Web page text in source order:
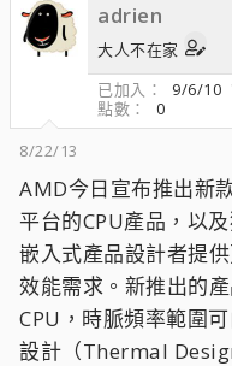
adrien
大人不在家
已加入
9/6/10
點數
0
8/22/13
AMD今日宣布推出新
平台的CPU產品，以
嵌入式產品設計者提
效能需求。新推出的
CPU，時脈頻率範圍
設計（Thermal